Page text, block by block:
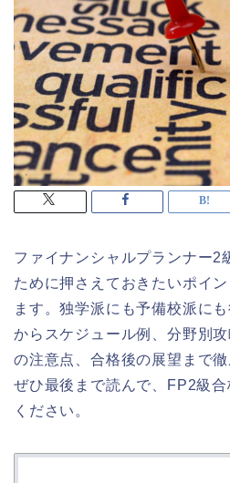
ファイナンシャルプランナー2
ために押さえておきたいポイ
ます。独学派にも予備校派に
からスケジュール例、分野別
の注意点、合格後の展望まで徹
ぜひ最後まで読んで、FP2級
ください。